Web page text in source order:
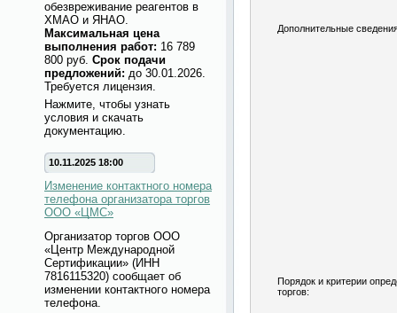
обезвреживание реагентов в
ХМАО и ЯНАО.
Максимальная цена
выполнения работ: 16 789
800 руб. Срок подачи
предложений: до 30.01.2026.
Требуется лицензия.
Нажмите, чтобы узнать
условия и скачать
документацию.
10.11.2025 18:00
Изменение контактного номера
телефона организатора торгов
ООО «ЦМС»
Организатор торгов ООО
«Центр Международной
Сертификации» (ИНН
7816115320) сообщает об
изменении контактного номера
телефона.
Дополнительные
Порядок и критерии
торгов: